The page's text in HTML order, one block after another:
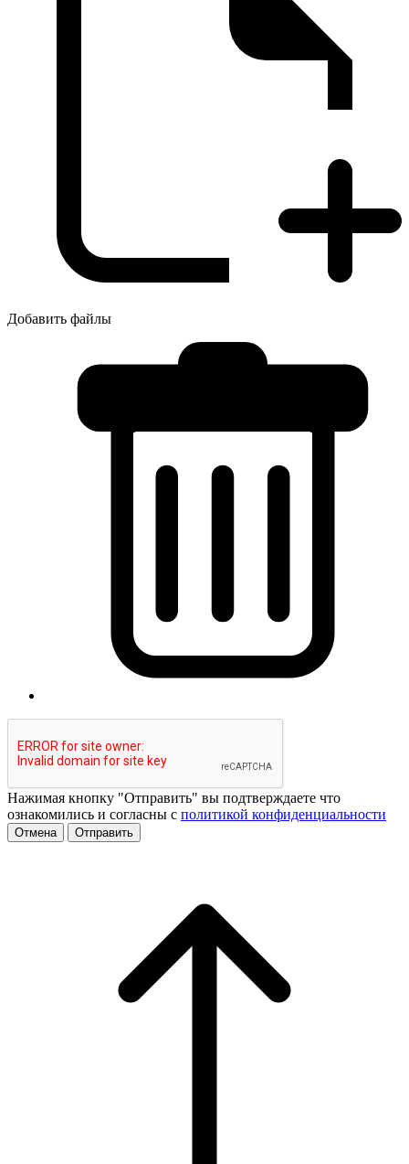
Добавить файлы
Нажимая кнопку "Отправить" вы подтверждаете что
ознакомились и согласны с политикой конфиденциальности
Отмена Отправить